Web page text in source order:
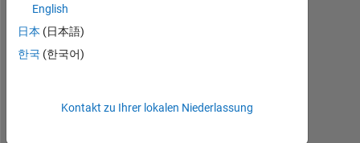
t
t
English
日本 (日本語)
한국 (한국어)
Kontakt zu Ihrer lokalen Niederlassung